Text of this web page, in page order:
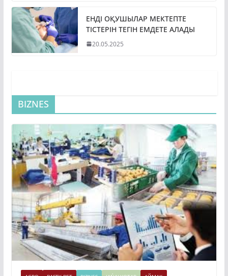
ЕНДІ ОҚУШЫЛАР МЕКТЕПТЕ
ТІСТЕРІН ТЕГІН ЕМДЕТЕ АЛАДЫ
20.05.2025
BIZNES